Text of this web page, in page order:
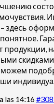
– здесь
продукции,
las 14:16